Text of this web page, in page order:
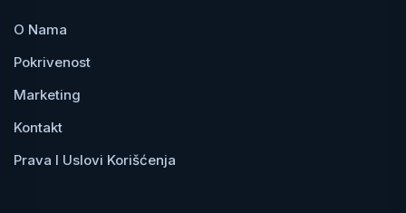
O Nama
Pokrivenost
Marketing
Kontakt
Prava I Uslovi Korišćenja